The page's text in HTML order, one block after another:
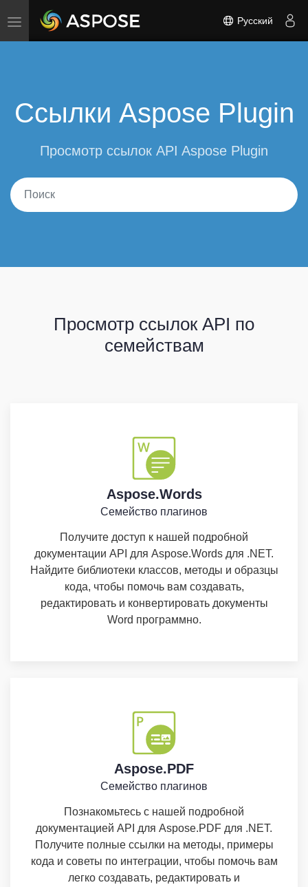
Toggle navigation Русский
Ссылки Aspose Plugin
Просмотр ссылок API Aspose Plugin
Просмотр ссылок API по
семействам
Aspose.Words
Семейство плагинов
Получите доступ к нашей подробной
документации API для Aspose.Words для .NET.
Найдите библиотеки классов, методы и образцы
кода, чтобы помочь вам создавать,
редактировать и конвертировать документы
Word программно.
Aspose.PDF
Семейство плагинов
Познакомьтесь с нашей подробной
документацией API для Aspose.PDF для .NET.
Получите полные ссылки на методы, примеры
кода и советы по интеграции, чтобы помочь вам
легко создавать, редактировать и